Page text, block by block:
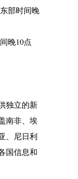
部时间晚
晚10点
独立的新
南非、埃
、尼日利
国信息和